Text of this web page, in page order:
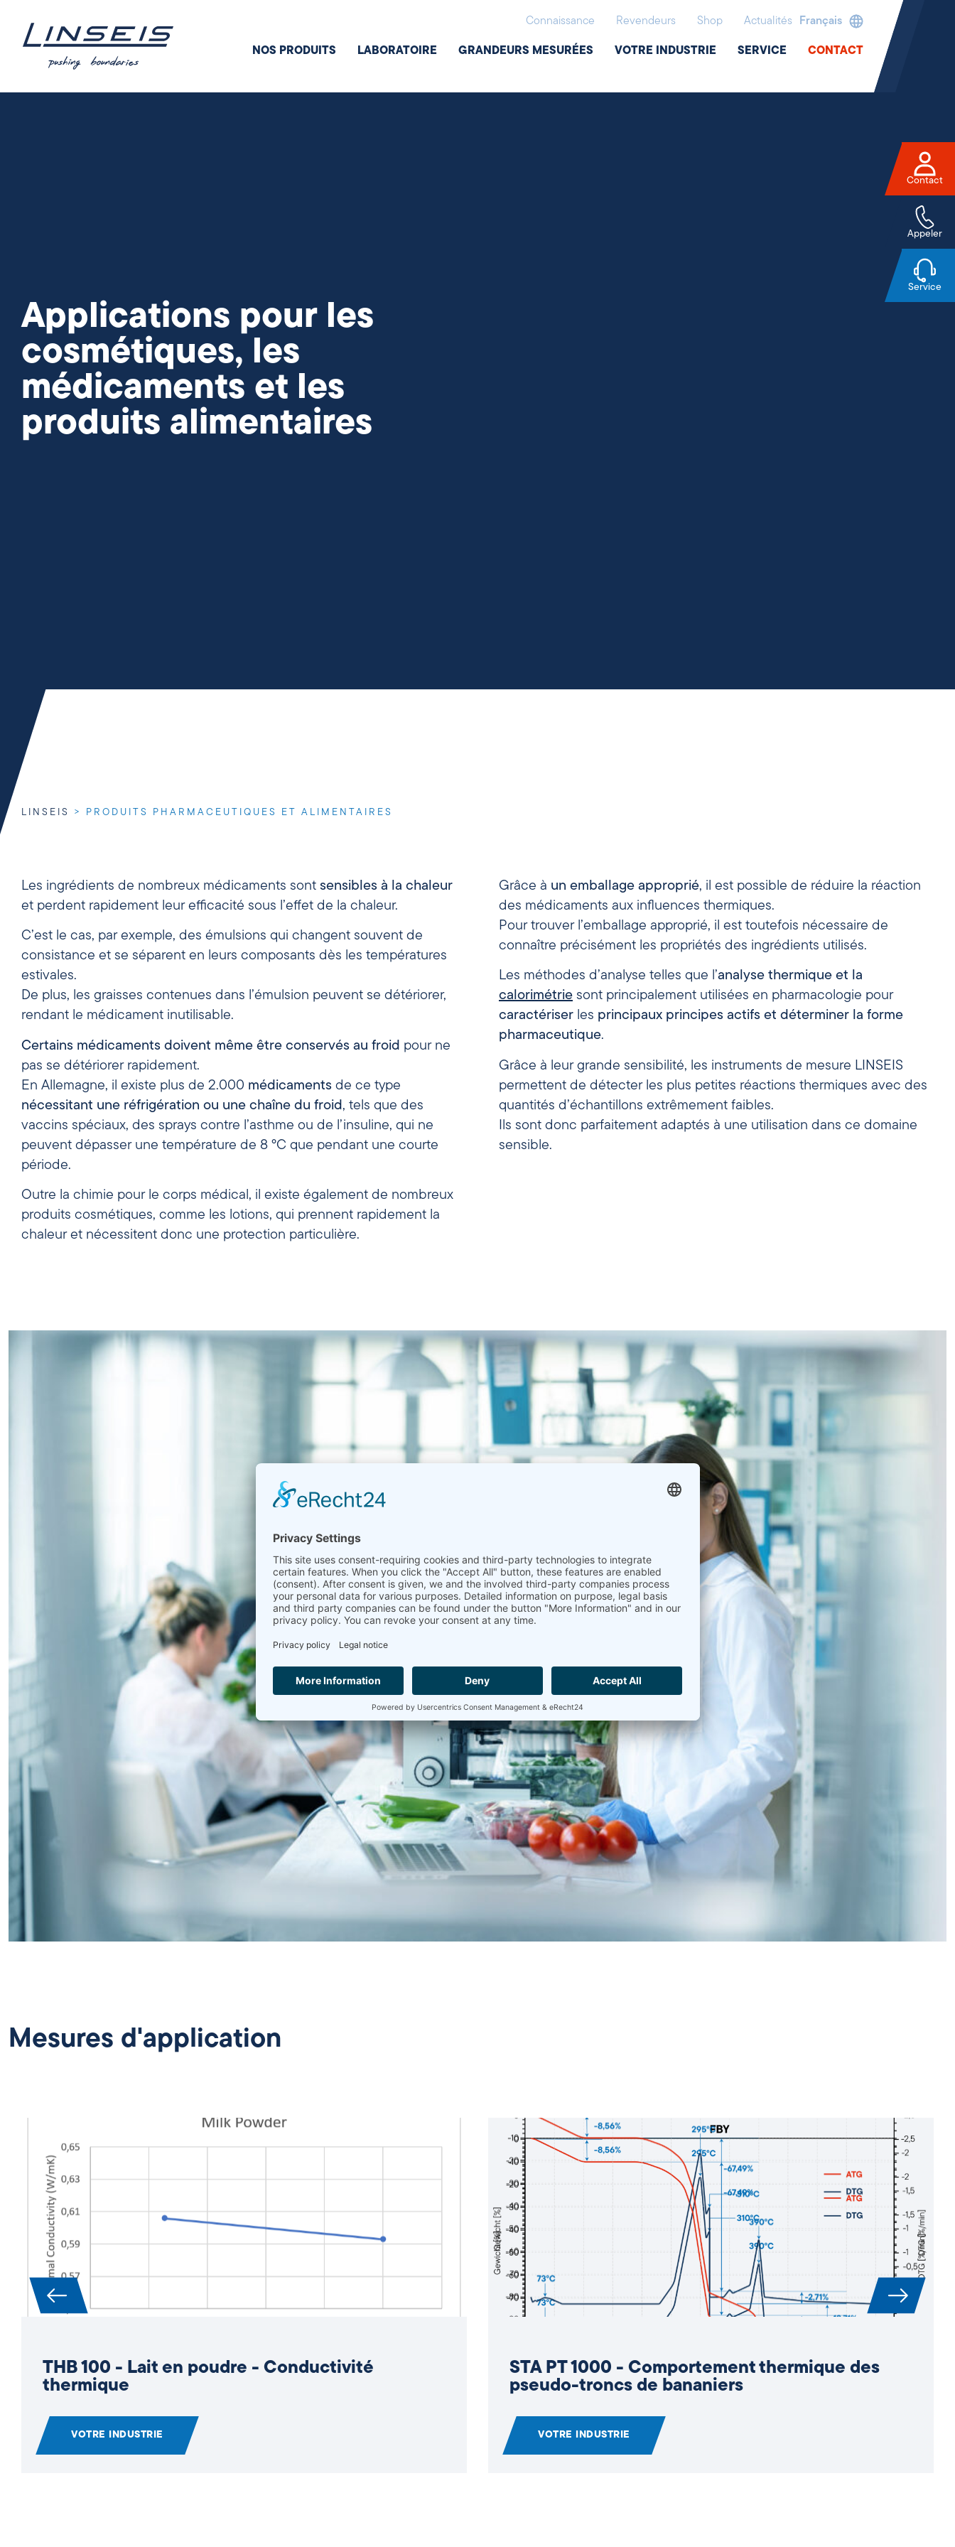
Connaissance Revendeurs Shop Actualités Français
NOS PRODUITS LABORATOIRE GRANDEURS MESURÉES VOTRE INDUSTRIE SERVICE CONTACT
Applications pour les
cosmétiques, les
médicaments et les
produits alimentaires
LINSEIS > PRODUITS PHARMACEUTIQUES ET ALIMENTAIRES
Les ingrédients de nombreux médicaments sont sensibles à la chaleur
et perdent rapidement leur efficacité sous l’effet de la chaleur.
C’est le cas, par exemple, des émulsions qui changent souvent de
consistance et se séparent en leurs composants dès les températures
estivales.
De plus, les graisses contenues dans l’émulsion peuvent se détériorer,
rendant le médicament inutilisable.
Certains médicaments doivent même être conservés au froid pour ne
pas se détériorer rapidement.
En Allemagne, il existe plus de 2.000 médicaments de ce type
nécessitant une réfrigération ou une chaîne du froid , tels que des
vaccins spéciaux, des sprays contre l’asthme ou de l’insuline, qui ne
peuvent dépasser une température de 8 °C que pendant une courte
période.
Outre la chimie pour le corps médical, il existe également de nombreux
produits cosmétiques, comme les lotions, qui prennent rapidement la
chaleur et nécessitent donc une protection particulière.
Grâce à un emballage approprié, il est possible de réduire la réaction
des médicaments aux influences thermiques.
Pour trouver l’emballage approprié, il est toutefois nécessaire de
connaître précisément les propriétés des ingrédients utilisés.
Les méthodes d’analyse telles que l’analyse thermique et la
calorimétrie sont principalement utilisées en pharmacologie pour
caractériser les principaux principes actifs et déterminer la forme
pharmaceutique.
Grâce à leur grande sensibilité, les instruments de mesure LINSEIS
permettent de détecter les plus petites réactions thermiques avec des
quantités d’échantillons extrêmement faibles.
Ils sont donc parfaitement adaptés à une utilisation dans ce domaine
sensible.
Mesures d'application
STA PT 1000 - Comportement thermique des
pseudo-troncs de bananiers
VOTRE INDUSTRIE
Chip-DSC 10 - Analyses alimentaires avec DSC -
Chocolat
VOTRE INDUSTRIE
Contact
Appeler
Service